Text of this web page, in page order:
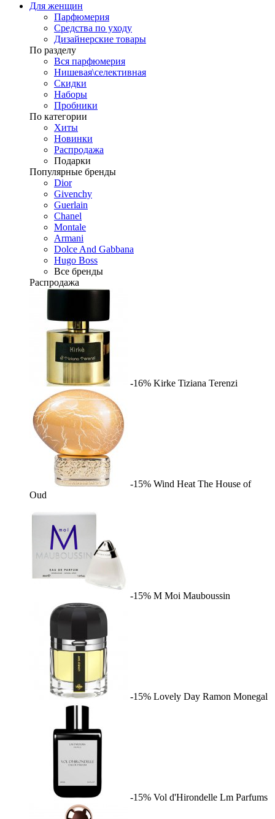
Для женщин
Парфюмерия
Средства по уходу
Дизайнерские товары
По разделу
Вся парфюмерия
Нишевая\селективная
Скидки
Наборы
Пробники
По категории
Хиты
Новинки
Распродажа
Подарки
Популярные бренды
Dior
Givenchy
Guerlain
Chanel
Montale
Armani
Dolce And Gabbana
Hugo Boss
Все бренды
Распродажа
-16% Kirke Tiziana Terenzi
-15% Wind Heat The House of
Oud
-15% M Moi Mauboussin
-15% Lovely Day Ramon Monegal
-15% Vol d'Hirondelle Lm Parfums